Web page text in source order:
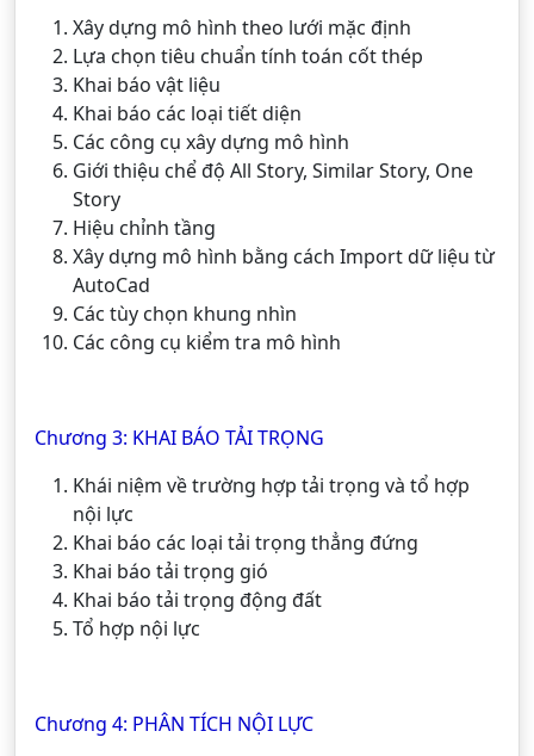
Xây dựng mô hình theo lưới mặc định
Lựa chọn tiêu chuẩn tính toán cốt thép
Khai báo vật liệu
Khai báo các loại tiết diện
Các công cụ xây dựng mô hình
Giới thiệu chể độ All Story, Similar Story, One
Story
Hiệu chỉnh tầng
Xây dựng mô hình bằng cách Import dữ liệu từ
AutoCad
Các tùy chọn khung nhìn
Các công cụ kiểm tra mô hình
Chương 3: KHAI BÁO TẢI TRỌNG
Khái niệm về trường hợp tải trọng và tổ hợp
nội lực
Khai báo các loại tải trọng thẳng đứng
Khai báo tải trọng gió
Khai báo tải trọng động đất
Tổ hợp nội lực
Chương 4: PHÂN TÍCH NỘI LỰC